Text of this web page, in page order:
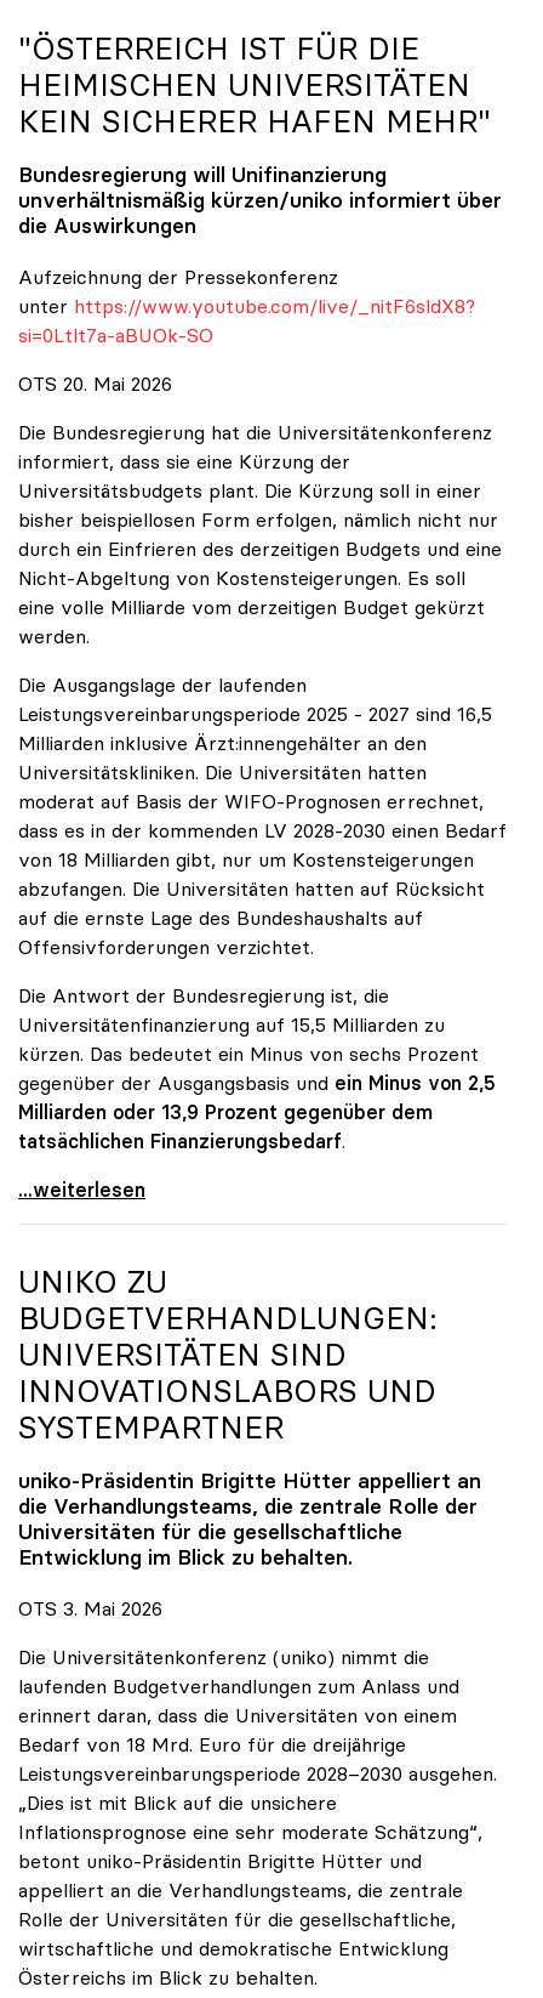
"ÖSTERREICH IST FÜR DIE
HEIMISCHEN UNIVERSITÄTEN
KEIN SICHERER HAFEN MEHR"
Bundesregierung will Unifinanzierung
unverhältnismäßig kürzen/uniko informiert über
die Auswirkungen
Aufzeichnung der Pressekonferenz
unter https://www.youtube.com/live/_nitF6sldX8?
si=0Ltlt7a-aBUOk-SO
OTS 20. Mai 2026
Die Bundesregierung hat die Universitätenkonferenz
informiert, dass sie eine Kürzung der
Universitätsbudgets plant. Die Kürzung soll in einer
bisher beispiellosen Form erfolgen, nämlich nicht nur
durch ein Einfrieren des derzeitigen Budgets und eine
Nicht-Abgeltung von Kostensteigerungen. Es soll
eine volle Milliarde vom derzeitigen Budget gekürzt
werden.
Die Ausgangslage der laufenden
Leistungsvereinbarungsperiode 2025 - 2027 sind 16,5
Milliarden inklusive Ärzt:innengehälter an den
Universitätskliniken. Die Universitäten hatten
moderat auf Basis der WIFO-Prognosen errechnet,
dass es in der kommenden LV 2028-2030 einen Bedarf
von 18 Milliarden gibt, nur um Kostensteigerungen
abzufangen. Die Universitäten hatten auf Rücksicht
auf die ernste Lage des Bundeshaushalts auf
Offensivforderungen verzichtet.
Die Antwort der Bundesregierung ist, die
Universitätenfinanzierung auf 15,5 Milliarden zu
kürzen. Das bedeutet ein Minus von sechs Prozent
gegenüber der Ausgangsbasis und ein Minus von 2,5
Milliarden oder 13,9 Prozent gegenüber dem
tatsächlichen Finanzierungsbedarf.
\"Österreich ist für die heimischen Universitäten
...weiterlesen
UNIKO ZU
BUDGETVERHANDLUNGEN:
UNIVERSITÄTEN SIND
INNOVATIONSLABORS UND
SYSTEMPARTNER
uniko-Präsidentin Brigitte Hütter appelliert an
die Verhandlungsteams, die zentrale Rolle der
Universitäten für die gesellschaftliche
Entwicklung im Blick zu behalten.
OTS 3. Mai 2026
Die Universitätenkonferenz (uniko) nimmt die
laufenden Budgetverhandlungen zum Anlass und
erinnert daran, dass die Universitäten von einem
Bedarf von 18 Mrd. Euro für die dreijährige
Leistungsvereinbarungsperiode 2028–2030 ausgehen.
„Dies ist mit Blick auf die unsichere
Inflationsprognose eine sehr moderate Schätzung“,
betont uniko-Präsidentin Brigitte Hütter und
appelliert an die Verhandlungsteams, die zentrale
Rolle der Universitäten für die gesellschaftliche,
wirtschaftliche und demokratische Entwicklung
Österreichs im Blick zu behalten.